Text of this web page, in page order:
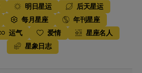
明日星运
后天星运
每月星座
年刊星座
运气 爱情
星座名人
星象日志